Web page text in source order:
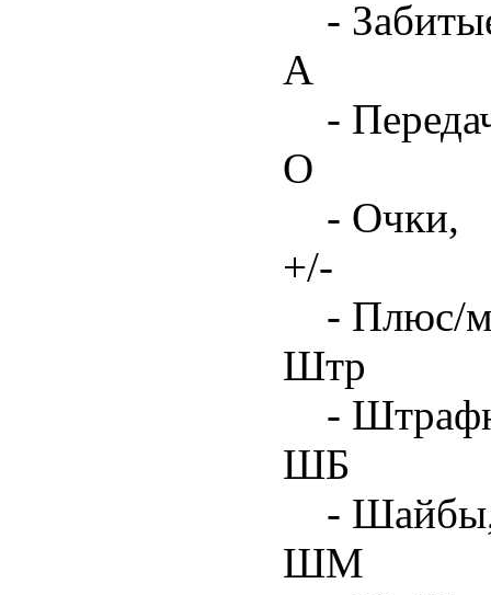
-
А
-
О
- Очки,
+/-
- Плюс/
Штр
-
ШБ
- Шайбы,
ШМ